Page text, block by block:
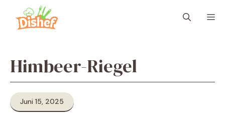
Inhalt
springen
Himbeer-Riegel
Juni 15, 2025